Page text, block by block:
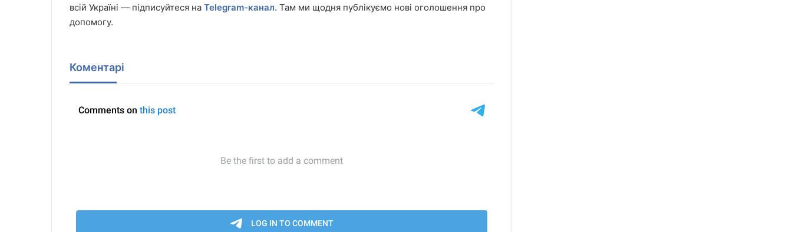
всій Україні — підписуйтеся на Telegram-канал. Там ми щодня публікуємо нові оголошення про
допомогу.
Коментарі